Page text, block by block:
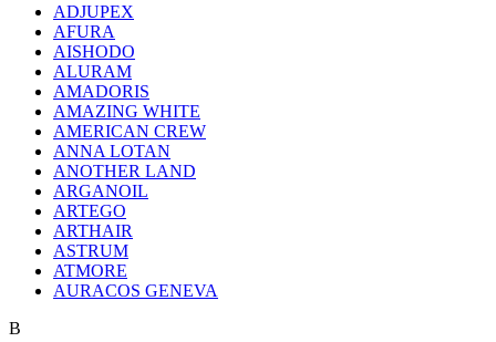
ADJUPEX
AFURA
AISHODO
ALURAM
AMADORIS
AMAZING WHITE
AMERICAN CREW
ANNA LOTAN
ANOTHER LAND
ARGANOIL
ARTEGO
ARTHAIR
ASTRUM
ATMORE
AURACOS GENEVA
B